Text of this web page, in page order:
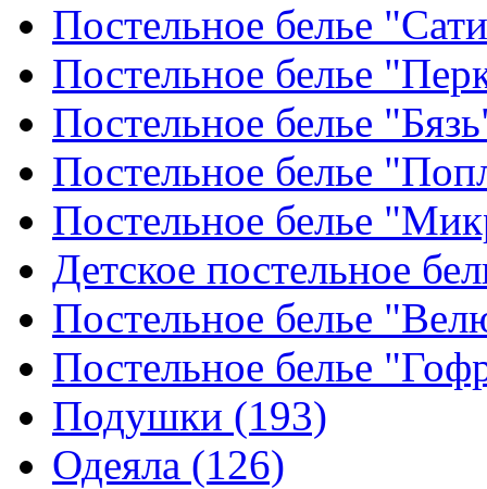
Постельное белье
Постельное белье
Постельное белье
Постельное белье
Постельное белье
Детское постельное
Постельное белье
Постельное белье
Подушки (193)
Одеяла (126)